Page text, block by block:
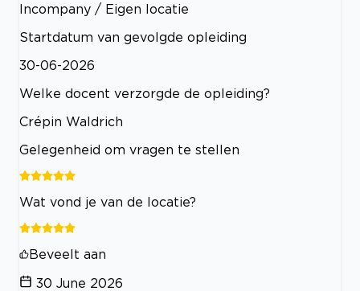
Incompany / Eigen locatie
Startdatum van gevolgde opleiding
30-06-2026
Welke docent verzorgde de opleiding?
Crépin Waldrich
Gelegenheid om vragen te stellen
Wat vond je van de locatie?
Beveelt aan
30 June 2026